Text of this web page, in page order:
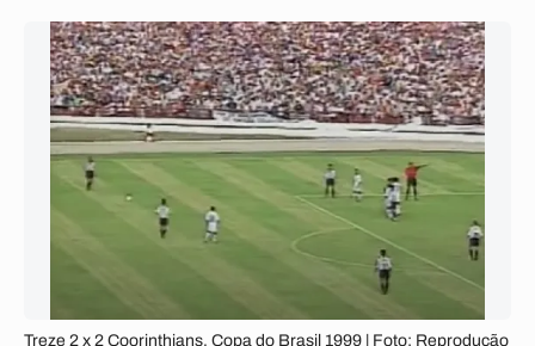
Treze 2 x 2 Coorinthians, Copa do Brasil 1999 | Foto: Reprodução